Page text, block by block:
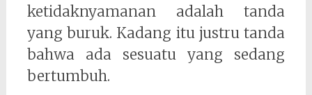
ketidaknyamanan adalah tanda
yang buruk. Kadang itu justru tanda
bahwa ada sesuatu yang sedang
bertumbuh.